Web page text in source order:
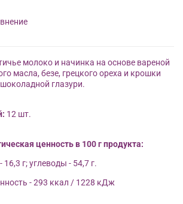
молоко и начинка на основе вареной
масла, безе, грецкого ореха и крошки
глазури.
12 шт.
ценность в 100 г продукта:
г; углеводы - 54,7 г.
- 293 ккал / 1228 кДж